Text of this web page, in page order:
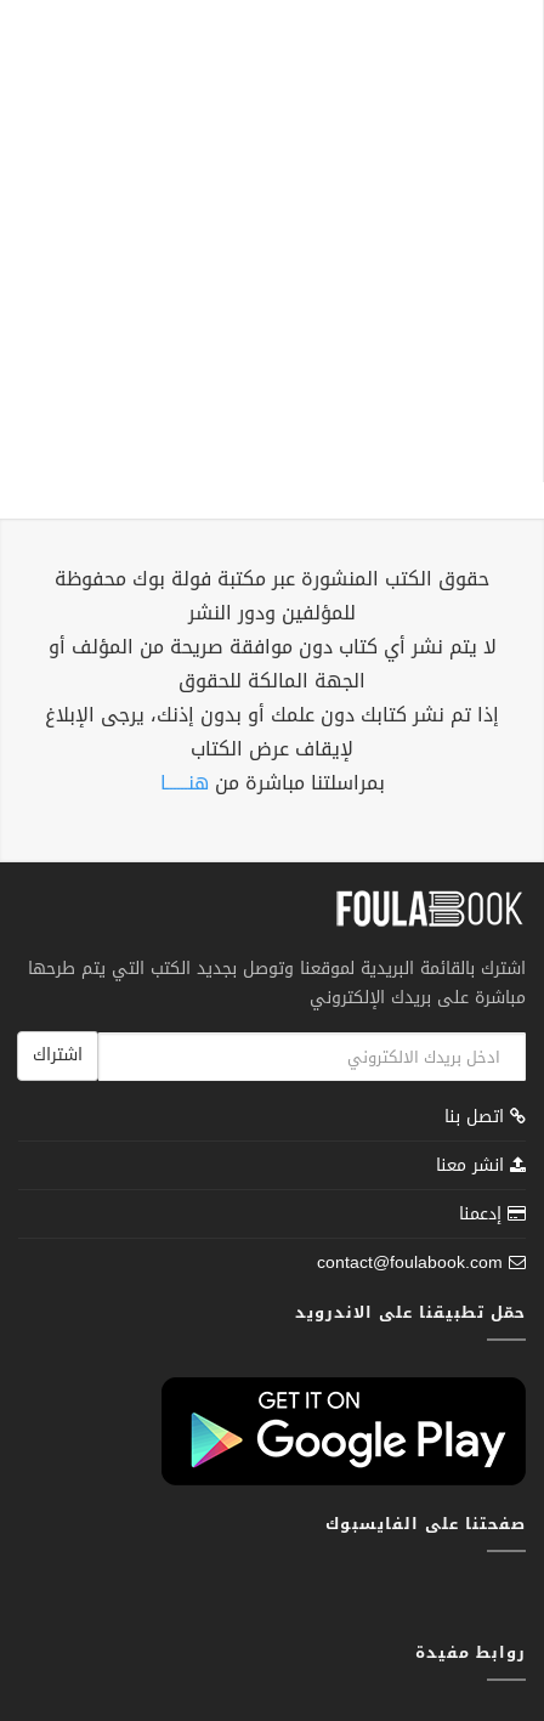
حقوق الكتب المنشورة عبر مكتبة فولة بوك محفوظة
للمؤلفين ودور النشر
لا يتم نشر أي كتاب دون موافقة صريحة من المؤلف أو
الجهة المالكة للحقوق
إذا تم نشر كتابك دون علمك أو بدون إذنك، يرجى الإبلاغ
لإيقاف عرض الكتاب
بمراسلتنا مباشرة من هنــــــا
اشترك بالقائمة البريدية لموقعنا وتوصل بجديد الكتب التي يتم طرحها
مباشرة على بريدك الإلكتروني
اشتراك
اتصل بنا
انشر معنا
إدعمنا
contact@foulabook.com
حمّل تطبيقنا على الاندرويد
صفحتنا على الفايسبوك
روابط مفيدة